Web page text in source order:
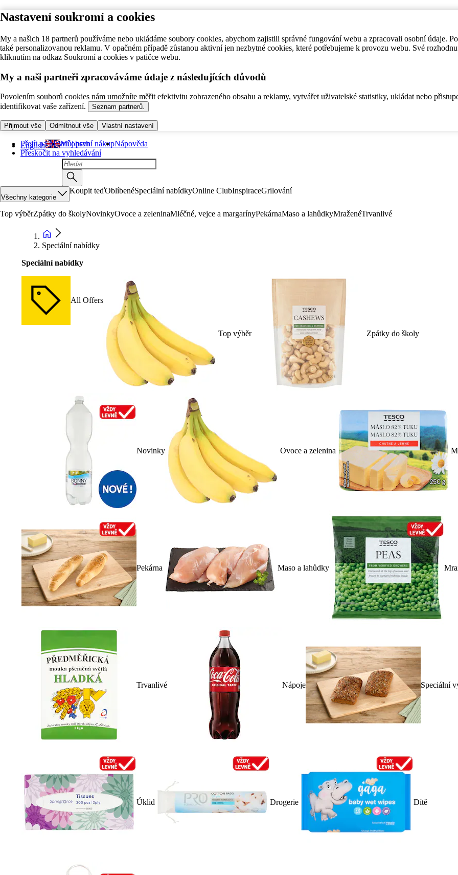
Nastavení soukromí a cookies
My a našich 18 partnerů používáme nebo ukládáme soubory cookies, abychom zajistili správné fungování webu a zpracovali osobní údaje.
také personalizovanou reklamu. V opačném případě zůstanou aktivní jen nezbytné cookies, které potřebujeme k provozu webu. Své
kliknutím na odkaz Soukromí a cookies v patičce webu.
My a naši partneři zpracováváme údaje z následujících důvodů
Povolením souborů cookies nám umožníte měřit efektivitu zobrazeného obsahu a reklamy, vytvářet uživatelské statistiky, ukládat nebo
identifikovat vaše zařízení.
Seznam partnerů.
Přijmout vše Odmítnout vše Vlastní nastavení
Přejít na hlavní obsah
Přeskočit na vyhledávání
English Můj první nákupNápověda
Všechny kategorie
Koupit teďOblíbenéSpeciální nabídkyOnline ClubInspiraceGrilování
Top výběrZpátky do školyNovinkyOvoce a zeleninaMléčné, vejce a margarínyPekárnaMaso a lahůdkyMraženéTrvanlivé
Speciální nabídky
Speciální nabídky
All Offers
Top výběr Zpátky do školy
Novinky Ovoce a zelenina
Pekárna Maso a lahůdky
Trvanlivé Nápoje Speciální
Úklid Drogerie Dítě